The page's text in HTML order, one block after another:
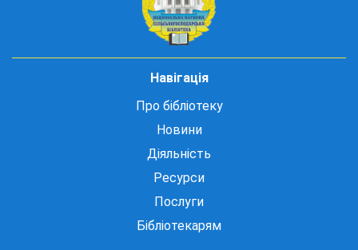
Навігація
Про бібліотеку
Новини
Діяльність
Ресурси
Послуги
Бібліотекарям